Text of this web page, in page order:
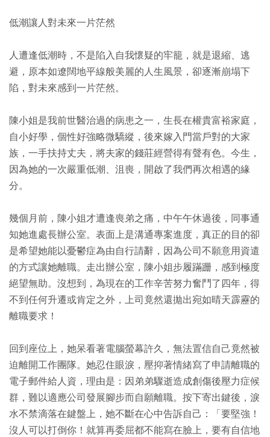
低潮讓人對未來一片茫然
人遭逢低潮時，不是陷入自我懷疑的牢籠，就是退縮、逃
避，原本如遼闊地平線般美麗的人生風景，卻逐漸崩塌下
陷，對未來感到一片茫然。
陳小姐是我前世醫治過的病患之一，生長在權貴富裕家庭，
自小好學，個性好強略微驕縱，後來嫁入門當戶對的大家
族，一手扶持丈夫，將夫家的錢莊經營得有聲有色。今生，
因為她的一次嚴重低潮、沮喪，開啟了我們再次相遇的緣
分。
幾個月前，陳小姐才遭逢喪弟之痛，中午午休過後，同事通
知她進處長辦公室。表面上是溝通專案進度，真正的目的卻
是希望她能以憂鬱症為由自行請辭，因為公司不願意用資遣
的方式讓她離職。走出辦公室，陳小姐步履蹣跚，感到極度
絕望無助。沒想到，為現在的工作辛苦努力奮鬥了四年，得
不到任何升遷或肯定之外，上司竟然還拋出宛如晴天霹靂的
離職要求！
回到座位上，她呆看著電腦螢幕許久，無法置信自己竟然被
迫離開工作團隊。她忍住眼淚，壓抑著情緒寫了申請離職的
電子郵件給人資，理由是：因弟弟驟逝造成創傷後壓力症候
群，難以適應公司發展腳步而自願離職。按下寄出鍵後，淚
水不禁滴落在鍵盤上，她不斷在心中告訴自己：「要堅強！
沒人可以打倒你！就算再委屈都不能寫在臉上，要有自信地